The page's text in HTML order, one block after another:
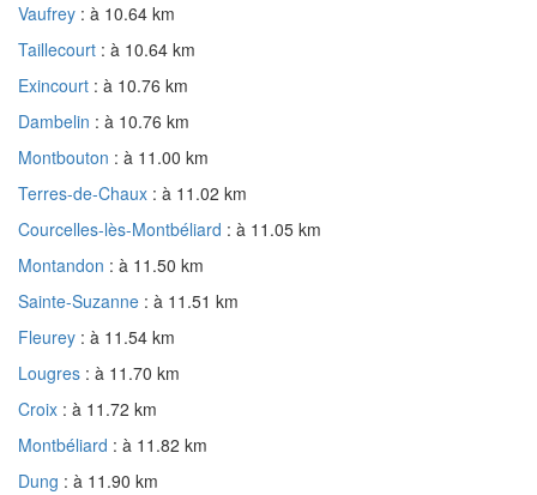
Vaufrey : à 10.64 km
Taillecourt : à 10.64 km
Exincourt : à 10.76 km
Dambelin : à 10.76 km
Montbouton : à 11.00 km
Terres-de-Chaux : à 11.02 km
Courcelles-lès-Montbéliard : à 11.05 km
Montandon : à 11.50 km
Sainte-Suzanne : à 11.51 km
Fleurey : à 11.54 km
Lougres : à 11.70 km
Croix : à 11.72 km
Montbéliard : à 11.82 km
Dung : à 11.90 km